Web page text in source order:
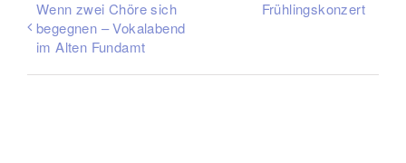
Wenn zwei Chöre sich
begegnen – Vokalabend
im Alten Fundamt
Frühlingskonzert